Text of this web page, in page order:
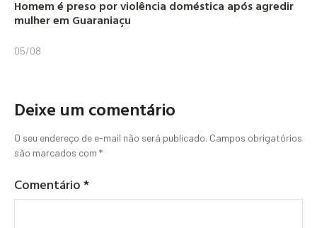
Homem é preso por violência doméstica após agredir
mulher em Guaraniaçu
05/08
Deixe um comentário
O seu endereço de e-mail não será publicado. Campos obrigatórios
são marcados com *
Comentário*